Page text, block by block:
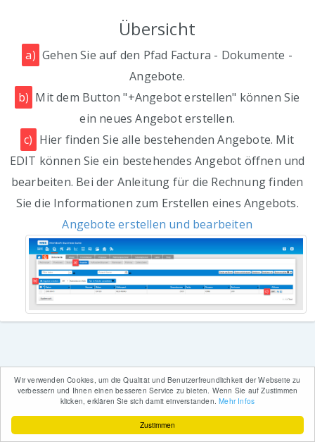
Zustimmen
Wir verwenden Cookies, um die Qualität und Benutzerfreundlichkeit der Webseite zu
verbessern und Ihnen einen besseren Service zu bieten. Wenn Sie auf Zustimmen
klicken, erklären Sie sich damit einverstanden.Mehr Infos
Übersicht
a) Gehen Sie auf den Pfad Factura - Dokumente -
Angebote.
b) Mit dem Button "+Angebot erstellen" können Sie
ein neues Angebot erstellen.
c) Hier finden Sie alle bestehenden Angebote. Mit
EDIT können Sie ein bestehendes Angebot öffnen und
bearbeiten. Bei der Anleitung für die Rechnung finden
Sie die Informationen zum Erstellen eines Angebots.
Angebote erstellen und bearbeiten